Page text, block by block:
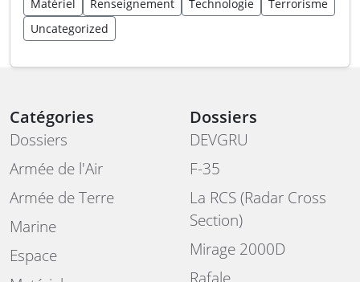
Matériel
Renseignement Technologie
Terrorisme
Uncategorized
Catégories
Dossiers
Armée de l'Air
Armée de Terre
Marine
Espace
Dossiers
DEVGRU
F-35
La RCS (Radar Cross
Section)
Mirage 2000D